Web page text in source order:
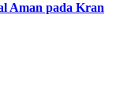
Aman pada Kran